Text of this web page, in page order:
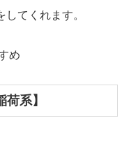
てくれます。
め
系】